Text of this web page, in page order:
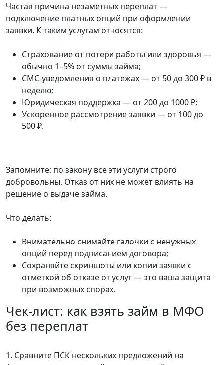
Частая причина незаметных переплат —
подключение платных опций при оформлении
заявки. К таким услугам относятся:
Страхование от потери работы или здоровья —
обычно 1–5% от суммы займа;
СМС-уведомления о платежах — от 50 до 300 ₽ в
неделю;
Юридическая поддержка — от 200 до 1000 ₽;
Ускоренное рассмотрение заявки — от 100 до
500 ₽.
Запомните: по закону все эти услуги строго
добровольны. Отказ от них не может влиять на
решение о выдаче займа.
Что делать:
Внимательно снимайте галочки с ненужных
опций перед подписанием договора;
Сохраняйте скриншоты или копии заявки с
отметкой об отказе от услуг — это ваша защита
при возможных спорах.
Чек-лист: как взять займ в МФО
без переплат
1. Сравните ПСК нескольких предложений на